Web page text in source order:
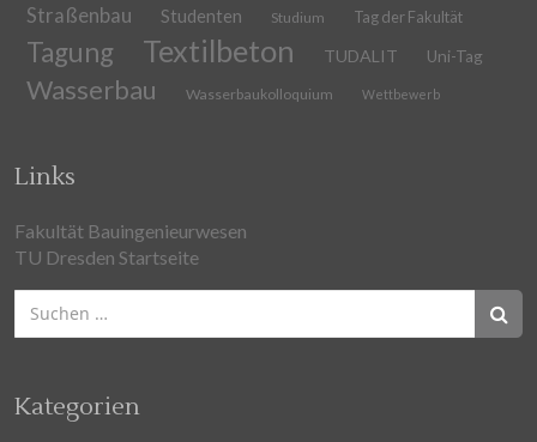
Straßenbau Studenten Studium Tag der Fakultät
Tagung Textilbeton TUDALIT Uni-Tag
Wasserbau Wasserbaukolloquium Wettbewerb
Links
Fakultät Bauingenieurwesen
TU Dresden Startseite
Suchen
nach:
Kategorien